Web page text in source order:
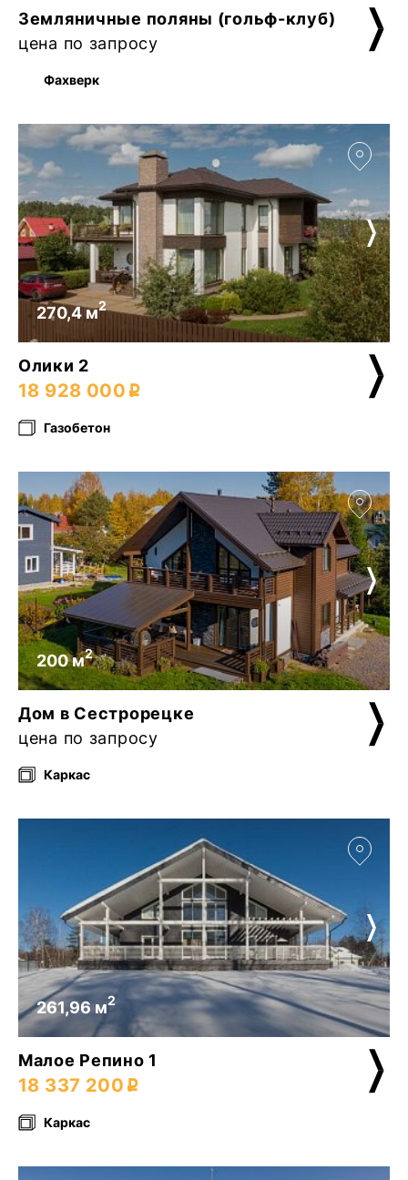
Земляничные поляны (гольф-клуб)
цена по запросу
Фахверк
270,4 м2
Олики 2
18 928 000
Газобетон
200 м2
Дом в Сестрорецке
цена по запросу
Каркас
261,96 м2
Малое Репино 1
18 337 200
Каркас